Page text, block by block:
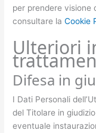
per prendere visione
consultare laCookie
Ulteriori
Difesa in
I Dati Personali
del Titolare in
eventuale